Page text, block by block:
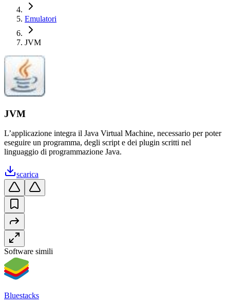
Emulatori
JVM
JVM
L’applicazione integra il Java Virtual Machine, necessario per poter
eseguire un programma, degli script e dei plugin scritti nel
linguaggio di programmazione Java.
scarica
Software simili
Bluestacks